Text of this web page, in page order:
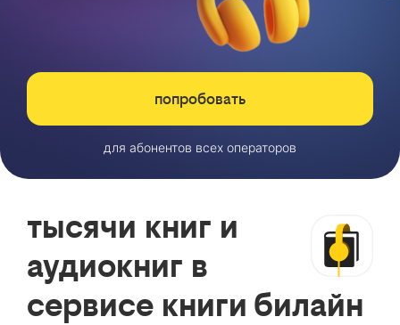
попробовать
для абонентов всех операторов
тысячи книг и
аудиокниг в
сервисе книги билайн